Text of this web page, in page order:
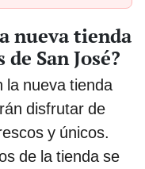
nueva tienda
San José?
la nueva tienda
disfrutar de
y únicos.
de la tienda se